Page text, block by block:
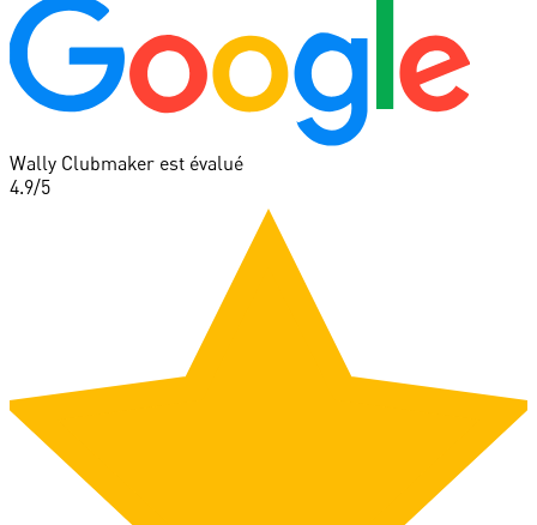
Wally Clubmaker est évalué
4.9/5